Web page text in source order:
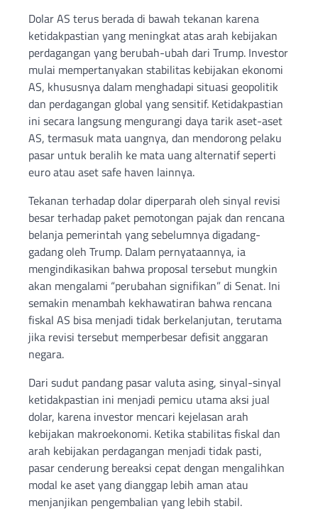
Dolar AS terus berada di bawah tekanan karena
ketidakpastian yang meningkat atas arah kebijakan
perdagangan yang berubah-ubah dari Trump. Investor
mulai mempertanyakan stabilitas kebijakan ekonomi
AS, khususnya dalam menghadapi situasi geopolitik
dan perdagangan global yang sensitif. Ketidakpastian
ini secara langsung mengurangi daya tarik aset-aset
AS, termasuk mata uangnya, dan mendorong pelaku
pasar untuk beralih ke mata uang alternatif seperti
euro atau aset safe haven lainnya.
Tekanan terhadap dolar diperparah oleh sinyal revisi
besar terhadap paket pemotongan pajak dan rencana
belanja pemerintah yang sebelumnya digadang-
gadang oleh Trump. Dalam pernyataannya, ia
mengindikasikan bahwa proposal tersebut mungkin
akan mengalami “perubahan signifikan” di Senat. Ini
semakin menambah kekhawatiran bahwa rencana
fiskal AS bisa menjadi tidak berkelanjutan, terutama
jika revisi tersebut memperbesar defisit anggaran
negara.
Dari sudut pandang pasar valuta asing, sinyal-sinyal
ketidakpastian ini menjadi pemicu utama aksi jual
dolar, karena investor mencari kejelasan arah
kebijakan makroekonomi. Ketika stabilitas fiskal dan
arah kebijakan perdagangan menjadi tidak pasti,
pasar cenderung bereaksi cepat dengan mengalihkan
modal ke aset yang dianggap lebih aman atau
menjanjikan pengembalian yang lebih stabil.